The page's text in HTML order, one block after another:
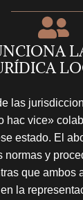
las
hac vice»
estado. El
normas y
que ambos
la